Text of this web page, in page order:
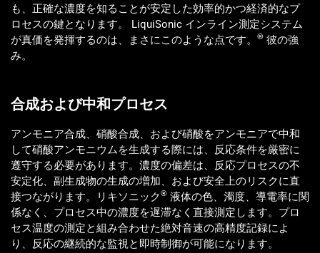
も、正確な濃度を知ることが安定した効率的かつ経済的なプ
ロセスの鍵となります。 LiquiSonic インライン測定システム
が真価を発揮するのは、まさにこのような点です。
® 彼の強
み。
合成および中和プロセス
アンモニア合成、硝酸合成、および硝酸をアンモニアで中和
して硝酸アンモニウムを生成する際には、反応条件を厳密に
遵守する必要があります。濃度の偏差は、反応プロセスの不
安定化、副生成物の生成の増加、および安全上のリスクに直
接つながります。リキソニック® 液体の色、濁度、導電率に関
係なく、プロセス中の濃度を遅滞なく直接測定します。プロ
セス温度の測定と組み合わせた絶対音速の高精度記録によ
り、反応の継続的な監視と即時制御が可能になります。